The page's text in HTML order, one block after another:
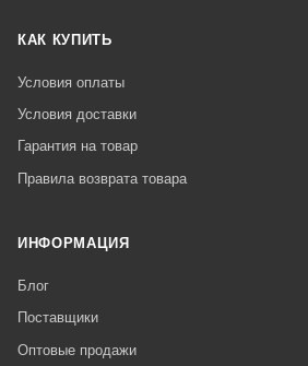
КАК КУПИТЬ
Условия оплаты
Условия доставки
Гарантия на товар
Правила возврата товара
ИНФОРМАЦИЯ
Блог
Поставщики
Оптовые продажи